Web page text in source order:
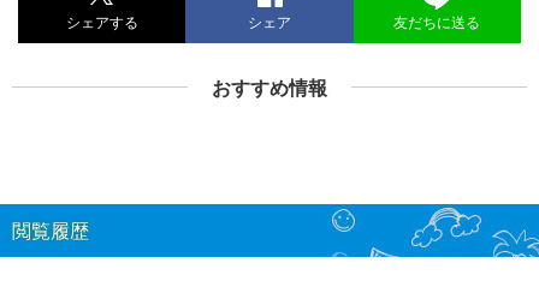
シェアする シェア 友だちに送る
おすすめ情報
閲覧履歴